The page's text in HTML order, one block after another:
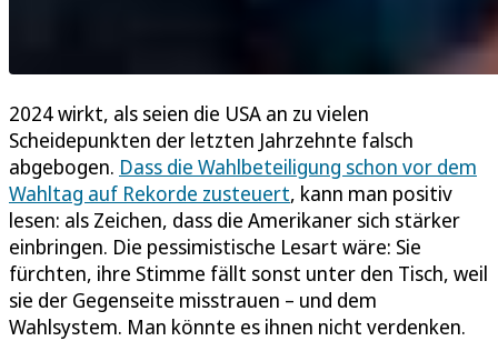
2024 wirkt, als seien die USA an zu vielen
Scheidepunkten der letzten Jahrzehnte falsch
abgebogen. Dass die Wahlbeteiligung schon vor dem
Wahltag auf Rekorde zusteuert, kann man positiv
lesen: als Zeichen, dass die Amerikaner sich stärker
einbringen. Die pessimistische Lesart wäre: Sie
fürchten, ihre Stimme fällt sonst unter den Tisch, weil
sie der Gegenseite misstrauen – und dem
Wahlsystem. Man könnte es ihnen nicht verdenken.